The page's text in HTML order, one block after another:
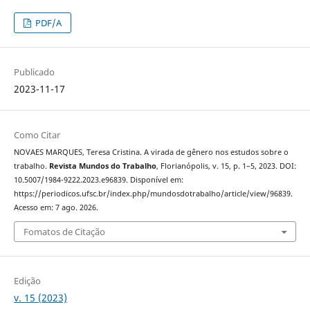
PDF/A
Publicado
2023-11-17
Como Citar
NOVAES MARQUES, Teresa Cristina. A virada de gênero nos estudos sobre o
trabalho. Revista Mundos do Trabalho, Florianópolis, v. 15, p. 1–5, 2023. DOI:
10.5007/1984-9222.2023.e96839. Disponível em:
https://periodicos.ufsc.br/index.php/mundosdotrabalho/article/view/96839.
Acesso em: 7 ago. 2026.
Fomatos de Citação
Edição
v. 15 (2023)